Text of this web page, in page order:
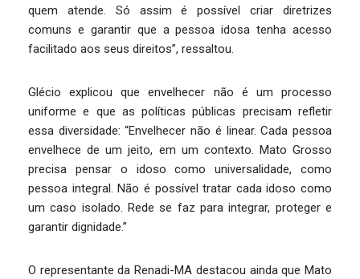
quem atende. Só assim é possível criar diretrizes
comuns e garantir que a pessoa idosa tenha acesso
facilitado aos seus direitos”, ressaltou.
Glécio explicou que envelhecer não é um processo
uniforme e que as políticas públicas precisam refletir
essa diversidade: “Envelhecer não é linear. Cada pessoa
envelhece de um jeito, em um contexto. Mato Grosso
precisa pensar o idoso como universalidade, como
pessoa integral. Não é possível tratar cada idoso como
um caso isolado. Rede se faz para integrar, proteger e
garantir dignidade.”
O representante da Renadi-MA destacou ainda que Mato